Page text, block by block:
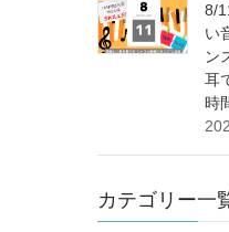
8/
い
ン
耳
時
カテゴリー一